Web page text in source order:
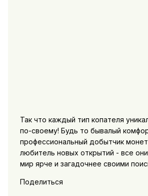
Так что каждый тип копателя
по-своему! Будь то бывалый
профессиональный добытчик
любитель новых открытий - все
мир ярче и загадочнее своими
Поделиться